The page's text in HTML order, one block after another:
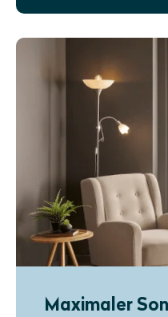
Maximaler